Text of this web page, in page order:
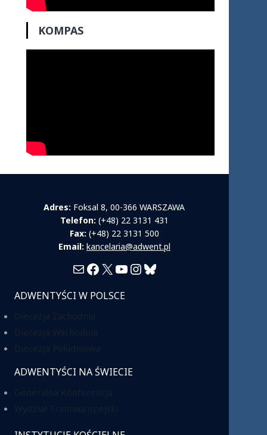
KOMPAS
Adres: Foksal 8, 00-366 WARSZAWA
Telefon: (+48) 22 3131 431
Fax: (+48) 22 3131 500
Email: kancelaria@adwent.pl
MailFacebook
X YouTube
Instagram
Bluesky
ADWENTYŚCI W POLSCE
ADWENTYŚCI NA ŚWIECIE